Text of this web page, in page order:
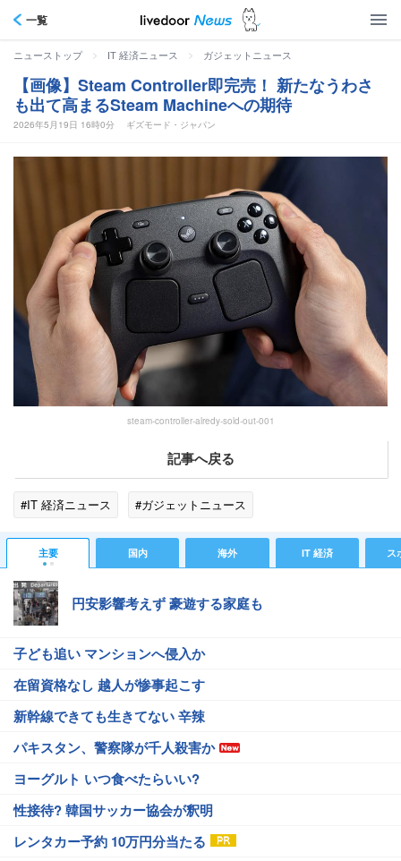
一覧
ニューストップ > IT 経済ニュース > ガジェットニュース
【画像】Steam Controller即完売！ 新たなうわさ
も出て高まるSteam Machineへの期待
2026年5月19日 16時0分 ギズモード・ジャパン
steam-controller-alredy-sold-out-001
記事へ戻る
#IT 経済ニュース #ガジェットニュース
主要 国内 海外 IT 経済 ス
円安影響考えず 豪遊する家庭も
子ども追い マンションへ侵入か
在留資格なし 越人が惨事起こす
新幹線できても生きてない 辛辣
パキスタン、警察隊が千人殺害か
ヨーグルト いつ食べたらいい?
性接待? 韓国サッカー協会が釈明
レンタカー予約 10万円分当たる